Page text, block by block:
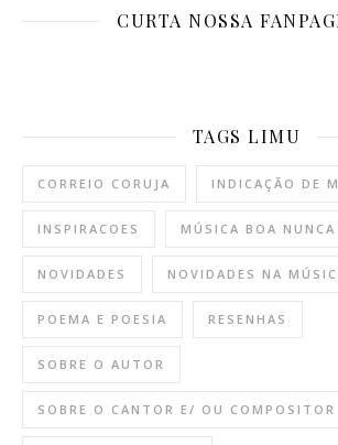
CURTA NOSSA
TAGS LIMU
CORREIO CORUJA INDICAÇÃO DE
INSPIRACOES MÚSICA BOA NUNCA
NOVIDADES NOVIDADES NA
POEMA E POESIA RESENHAS
SOBRE O AUTOR
SOBRE O CANTOR E/ OU COMPOSITOR